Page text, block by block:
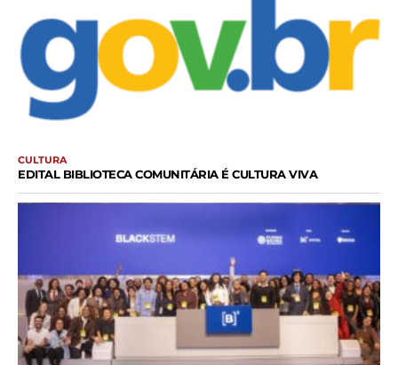
CULTURA
EDITAL BIBLIOTECA COMUNITÁRIA É CULTURA VIVA